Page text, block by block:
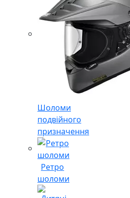
Шоломи
подвійного
призначення
Ретро
шоломи